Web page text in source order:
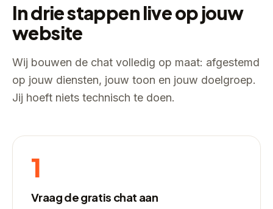
In drie stappen live op jouw
website
Wij bouwen de chat volledig op maat: afgestemd
op jouw diensten, jouw toon en jouw doelgroep.
Jij hoeft niets technisch te doen.
1
Vraag de gratis chat aan